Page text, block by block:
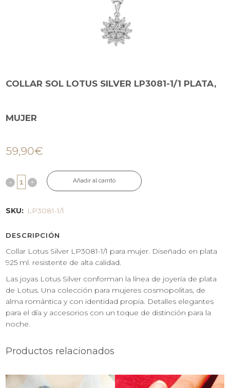
COLLAR SOL LOTUS SILVER LP3081-1/1 PLATA,
MUJER
59,90€
Añadir al carrito
SKU: LP3081-1/1
DESCRIPCIÓN
Collar Lotus Silver LP3081-1/1 para mujer. Diseñado en plata
925 ml. resistente de alta calidad.
Las joyas Lotus Silver conforman la línea de joyería de plata
de Lotus. Una colección para mujeres cosmopolitas, de
alma romántica y con identidad propia. Detalles elegantes
para el día y accesorios con un toque de distinción para la
noche.
Productos relacionados